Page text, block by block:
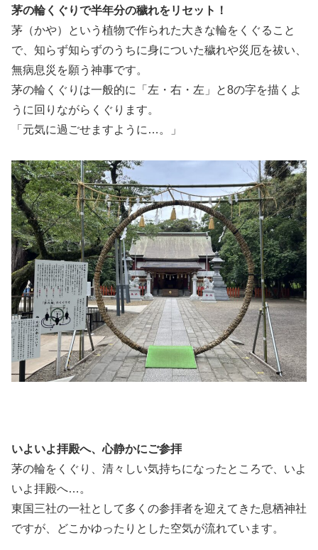
茅の輪くぐりで半年分の穢れをリセット！
茅（かや）という植物で作られた大きな輪をくぐること
で、知らず知らずのうちに身についた穢れや災厄を祓い、
無病息災を願う神事です。
茅の輪くぐりは一般的に「左・右・左」と8の字を描くよ
うに回りながらくぐります。
「元気に過ごせますように…。」
いよいよ拝殿へ、心静かにご参拝
茅の輪をくぐり、清々しい気持ちになったところで、いよ
いよ拝殿へ…。
東国三社の一社として多くの参拝者を迎えてきた息栖神社
ですが、どこかゆったりとした空気が流れています。